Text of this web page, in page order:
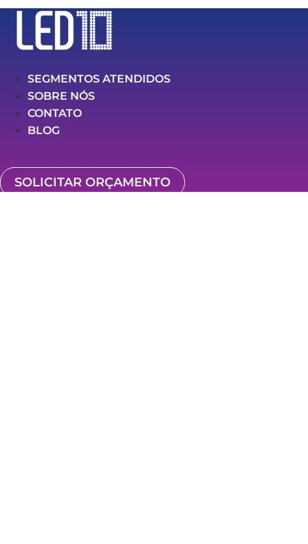
SEGMENTOS ATENDIDOS
SOBRE NÓS
CONTATO
BLOG
SOLICITAR ORÇAMENTO